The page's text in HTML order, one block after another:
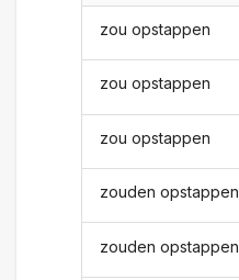
zou opstappen
zou opstappen
zou opstappen
zouden opstappen
zouden opstappen